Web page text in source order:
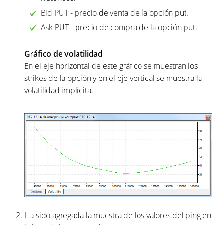
Bid PUT - precio de venta de la opción put.
Ask PUT - precio de compra de la opción put.
Gráfico de volatilidad
En el eje horizontal de este gráfico se muestran los
strikes de la opción y en el eje vertical se muestra la
volatilidad implícita.
Ha sido agregada la muestra de los valores del ping en